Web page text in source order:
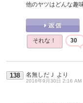
他のヤツはどんな趣
それな！ 30
138 名無しだＪ より
2016年9月30日 2:16 AM